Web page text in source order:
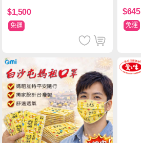
$1,500
免運
$645
免運